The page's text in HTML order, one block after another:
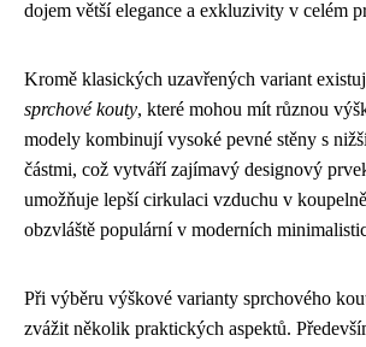
dojem větší elegance a exkluzivity v celém
Kromě klasických uzavřených variant
sprchové kouty, které mohou mít různou
modely kombinují vysoké pevné stěny s
částmi, což vytváří zajímavý designový
umožňuje lepší cirkulaci vzduchu v
obzvláště populární v moderních
Při výběru výškové varianty sprchového
zvážit několik praktických aspektů.